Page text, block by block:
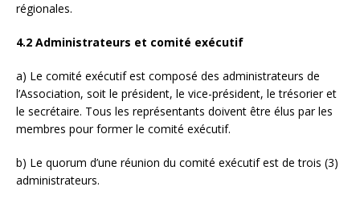
régionales.
4.2 Administrateurs et comité exécutif
a) Le comité exécutif est composé des administrateurs de
l’Association, soit le président, le vice-président, le trésorier et
le secrétaire. Tous les représentants doivent être élus par les
membres pour former le comité exécutif.
b) Le quorum d’une réunion du comité exécutif est de trois (3)
administrateurs.